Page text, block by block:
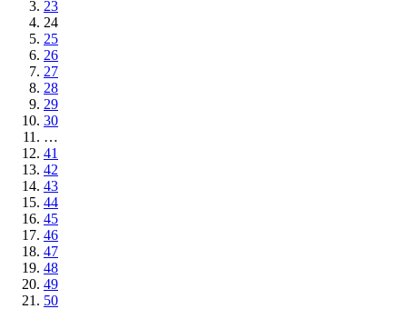
23
24
25
26
27
28
29
30
…
41
42
43
44
45
46
47
48
49
50